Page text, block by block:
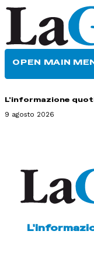
OPEN MAIN
L'informazione
9 agosto 2026